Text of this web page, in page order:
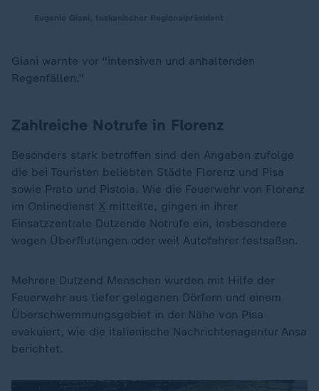
Giani warnte vor "intensiven und anhaltenden
Regenfällen."
Zahlreiche Notrufe in Florenz
Besonders stark betroffen sind den Angaben zufolge
die bei Touristen beliebten Städte Florenz und Pisa
sowie Prato und Pistoia. Wie die Feuerwehr von Florenz
im Onlinedienst X mitteilte, gingen in ihrer
Einsatzzentrale Dutzende Notrufe ein, insbesondere
wegen Überflutungen oder weil Autofahrer festsaßen.
Mehrere Dutzend Menschen wurden mit Hilfe der
Feuerwehr aus tiefer gelegenen Dörfern und einem
Überschwemmungsgebiet in der Nähe von Pisa
evakuiert, wie die italienische Nachrichtenagentur Ansa
berichtet.